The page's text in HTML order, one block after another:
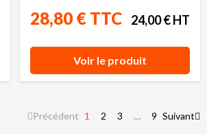
28,80 € TTC 24,00 € HT
Voir le produit
Précédent 1 2 3 … 9 Suivant